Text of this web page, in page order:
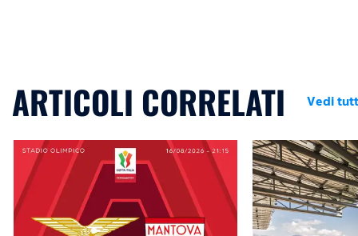
ARTICOLI CORRELATI Vedi